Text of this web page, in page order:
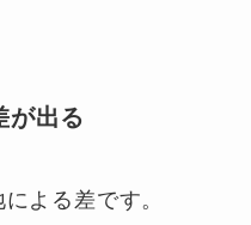
が出る
よる差です。